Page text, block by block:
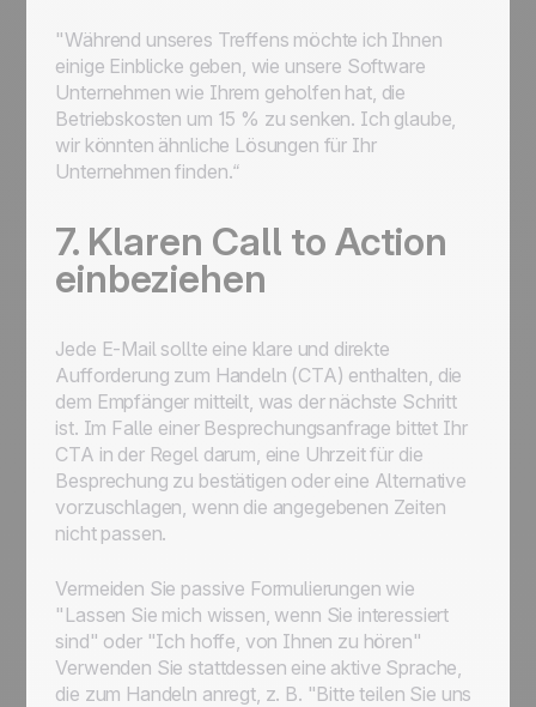
"Während unseres Treffens möchte ich Ihnen
einige Einblicke geben, wie unsere Software
Unternehmen wie Ihrem geholfen hat, die
Betriebskosten um 15 % zu senken. Ich glaube,
wir könnten ähnliche Lösungen für Ihr
Unternehmen finden.“
7. Klaren Call to Action
einbeziehen
Jede E-Mail sollte eine klare und direkte
Aufforderung zum Handeln (CTA) enthalten, die
dem Empfänger mitteilt, was der nächste Schritt
ist. Im Falle einer Besprechungsanfrage bittet Ihr
CTA in der Regel darum, eine Uhrzeit für die
Besprechung zu bestätigen oder eine Alternative
vorzuschlagen, wenn die angegebenen Zeiten
nicht passen.
Vermeiden Sie passive Formulierungen wie
"Lassen Sie mich wissen, wenn Sie interessiert
sind" oder "Ich hoffe, von Ihnen zu hören"
Verwenden Sie stattdessen eine aktive Sprache,
die zum Handeln anregt, z. B. "Bitte teilen Sie uns